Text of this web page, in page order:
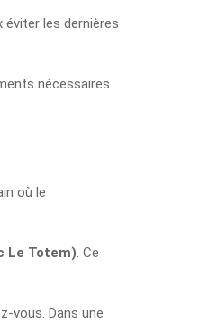
éviter les dernières
nécessaires
où le
Le Totem) . Ce
vous. Dans une